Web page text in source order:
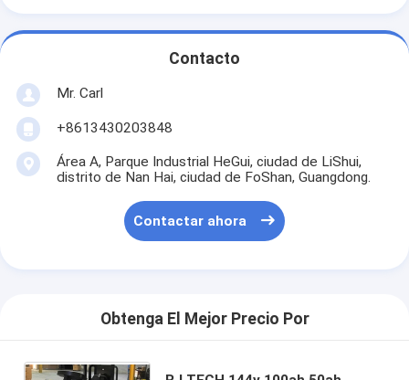
Contacto
Mr. Carl
+8613430203848
Área A, Parque Industrial HeGui, ciudad de LiShui,
distrito de Nan Hai, ciudad de FoShan, Guangdong.
Contactar ahora
Obtenga El Mejor Precio Por